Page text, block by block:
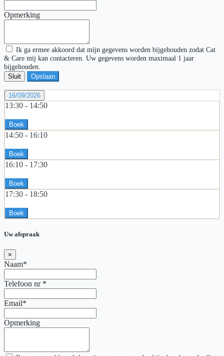
Opmerking
Ik ga ermee akkoord dat mijn gegevens worden bijgehouden zodat Cat
& Care mij kan contacteren. Uw gegevens worden maximaal 1 jaar
bijgehouden.
Sluit Opslaan
16/09/2026
13:30 - 14:50
Boek
14:50 - 16:10
Boek
16:10 - 17:30
Boek
17:30 - 18:50
Boek
Uw afspraak
×
Naam*
Telefoon nr *
Email*
Opmerking